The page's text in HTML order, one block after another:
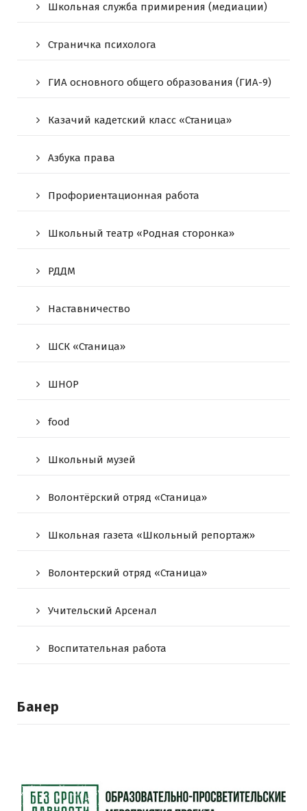
Школьная служба примирения (медиации)
Страничка психолога
ГИА основного общего образования (ГИА-9)
Казачий кадетский класс «Станица»
Азбука права
Профориентационная работа
Школьный театр «Родная сторонка»
РДДМ
Наставничество
ШСК «Станица»
ШНОР
food
Школьный музей
Волонтёрский отряд «Станица»
Школьная газета «Школьный репортаж»
Волонтерский отряд «Станица»
Учительский Арсенал
Воспитательная работа
Банер